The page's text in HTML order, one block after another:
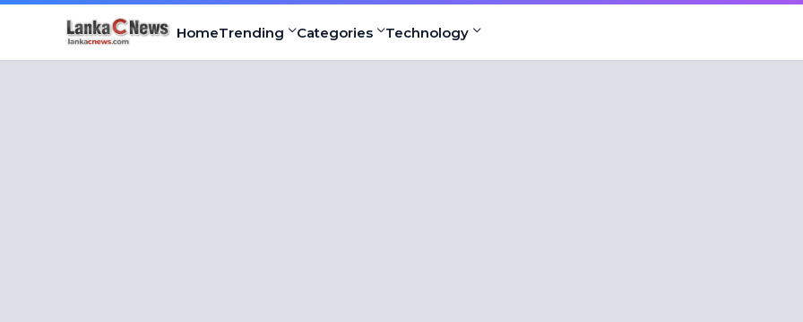
HomeTrending Categories Technology